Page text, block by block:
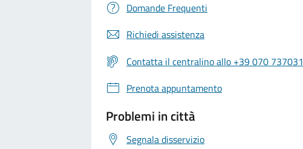
Domande Frequenti
Richiedi assistenza
Contatta il centralino allo +39 070 737031
Prenota appuntamento
Problemi in città
Segnala disservizio